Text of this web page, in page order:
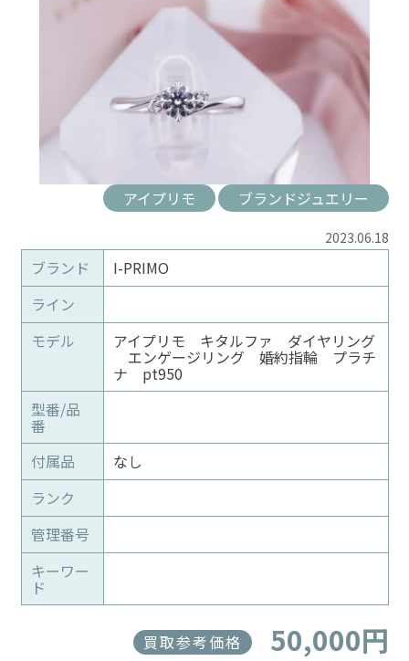
アイプリモ ブランドジュエリー
2023.06.18
ブランド
I-PRIMO
ライン
モデル
アイプリモ キタルファ ダイヤリング
エンゲージリング 婚約指輪 プラチ
ナ pt950
型番/品
番
付属品
なし
ランク
管理番号
キーワー
ド
買取参考価格 50,000円